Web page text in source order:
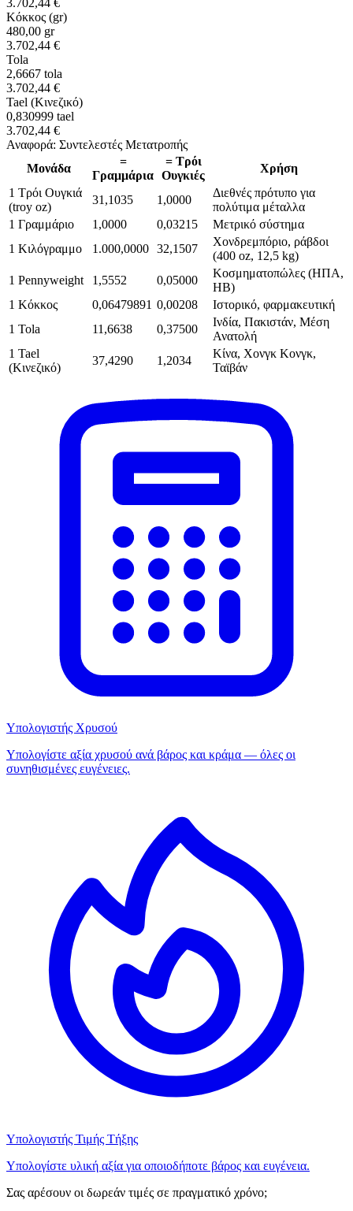
Κόκκος (gr)
480,00 gr
3.702,44 €
Tola
2,6667 tola
3.702,44 €
Tael (Κινεζικό)
0,830999 tael
3.702,44 €
Αναφορά: Συντελεστές Μετατροπής
Μονάδα
=
Γραμμάρια
= Τρόι
Ουγκιές
Χρήση
1 Τρόι Ουγκιά
(troy oz)
31,1035 1,0000
Διεθνές πρότυπο για
πολύτιμα μέταλλα
1 Γραμμάριο
1,0000 0,03215
Μετρικό σύστημα
1 Κιλόγραμμο
1.000,0000 32,1507
Χονδρεμπόριο, ράβδοι
(400 oz, 12,5 kg)
1 Pennyweight
1,5552 0,05000
Κοσμηματοπώλες (ΗΠΑ,
ΗΒ)
1 Κόκκος
0,06479891 0,00208
Ιστορικό, φαρμακευτική
1 Tola
11,6638 0,37500
Ινδία, Πακιστάν, Μέση
Ανατολή
1 Tael
(Κινεζικό)
37,4290 1,2034
Κίνα, Χονγκ Κονγκ,
Ταϊβάν
Υπολογιστής Χρυσού
Υπολογίστε αξία χρυσού ανά βάρος και κράμα — όλες οι
συνηθισμένες ευγένειες.
Υπολογιστής Τιμής Τήξης
Υπολογίστε υλική αξία για οποιοδήποτε βάρος και ευγένεια.
Σας αρέσουν οι δωρεάν τιμές σε πραγματικό χρόνο;